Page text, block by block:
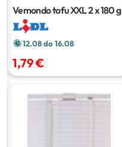
Vemondo tofu XXL2 x 180 g
12.08 do 16.08
1,79 €